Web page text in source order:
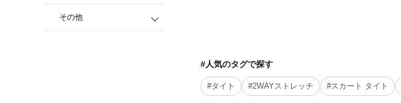
その他
#人気のタグで探す
#タイト #2WAYストレッチ #スカート タイト